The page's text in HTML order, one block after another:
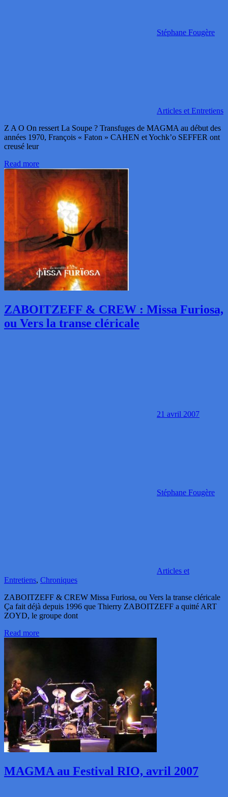
Stéphane Fougère
Articles et Entretiens
Z A O On ressert La Soupe ? Transfuges de MAGMA au début des
années 1970, François « Faton » CAHEN et Yochk’o SEFFER ont
creusé leur
Read more
ZABOITZEFF & CREW : Missa Furiosa,
ou Vers la transe cléricale
21 avril 2007
Stéphane Fougère
Articles et
Entretiens, Chroniques
ZABOITZEFF & CREW Missa Furiosa, ou Vers la transe cléricale
Ça fait déjà depuis 1996 que Thierry ZABOITZEFF a quitté ART
ZOYD, le groupe dont
Read more
MAGMA au Festival RIO, avril 2007